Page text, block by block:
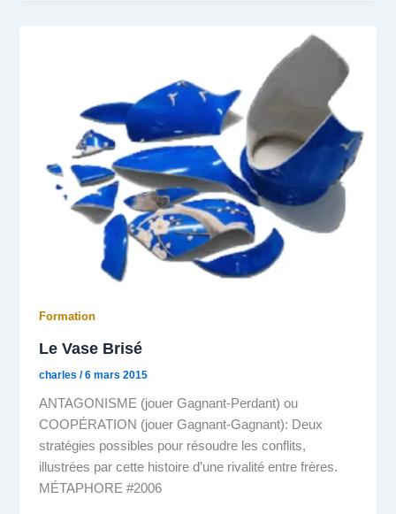
Formation
Le Vase Brisé
charles/6 mars 2015
ANTAGONISME (jouer Gagnant-Perdant) ou
COOPÉRATION (jouer Gagnant-Gagnant): Deux
stratégies possibles pour résoudre les conflits,
illustrées par cette histoire d’une rivalité entre frères.
MÉTAPHORE #2006